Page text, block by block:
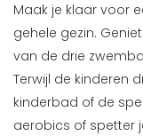
Maak je klaar voor
gehele gezin.
van de drie
Terwijl de kinderen
kinderbad of de
aerobics of spetter